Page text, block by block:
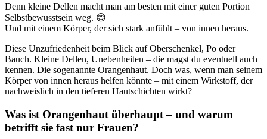
Denn kleine Dellen macht man am besten mit einer guten Portion
Selbstbewusstsein weg. 😊
Und mit einem Körper, der sich stark anfühlt – von innen heraus.
Diese Unzufriedenheit beim Blick auf Oberschenkel, Po oder
Bauch. Kleine Dellen, Unebenheiten – die magst du eventuell auch
kennen. Die sogenannte Orangenhaut. Doch was, wenn man seinem
Körper von innen heraus helfen könnte – mit einem Wirkstoff, der
nachweislich in den tieferen Hautschichten wirkt?
Was ist Orangenhaut überhaupt – und warum
betrifft sie fast nur Frauen?